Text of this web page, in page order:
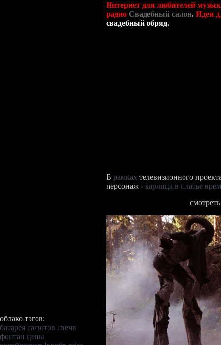
облако тэгов:
батарея салютов свечи
фонтан цены
Интернет для любителей
радио Свадебный салон. Идеи
свадебный обряд.
В рамках телевизионного
персонаж - карлица в платье